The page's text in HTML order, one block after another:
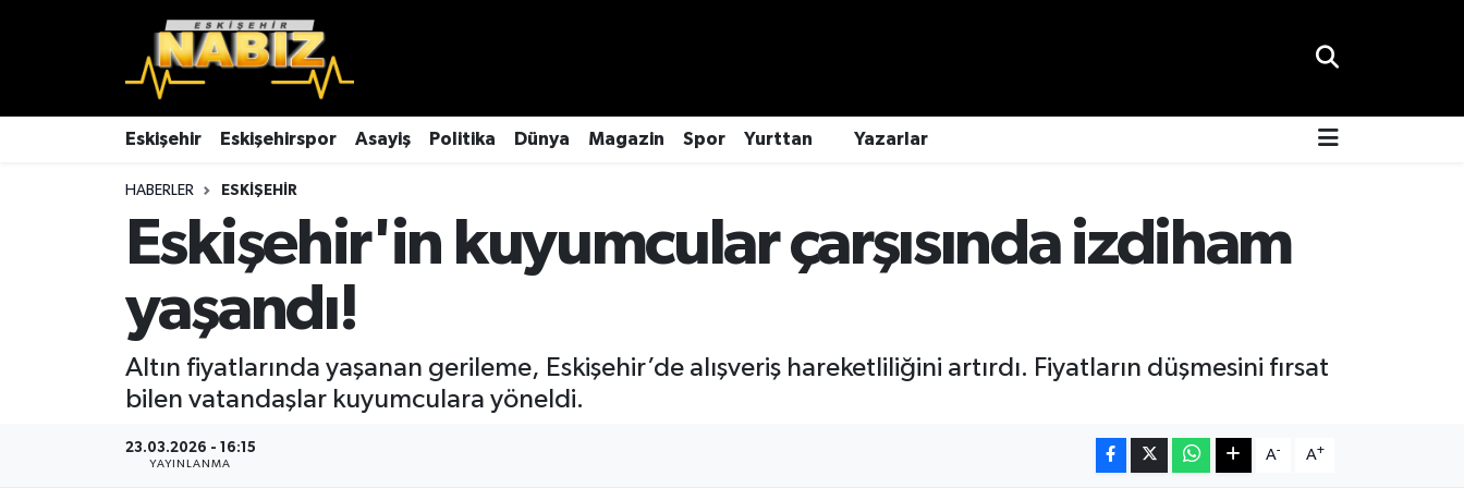
Eskişehir Eskişehirspor Asayiş Politika Dünya Magazin Spor Yurttan Yazarlar
HABERLER ESKIŞEHIR
Eskişehir'in kuyumcular çarşısında izdiham
yaşandı!
Altın fiyatlarında yaşanan gerileme, Eskişehir’de alışveriş hareketliliğini artırdı. Fiyatların düşmesini fırsat
bilen vatandaşlar kuyumculara yöneldi.
23.03.2026 - 16:15
YAYINLANMA
A- A+
Ekonomi
Eskişehir
Eskişehir Hava Durumu
Eskişehir Trafik Yoğunluk Haritası
TFF 3.Lig 4.Grup Puan Durumu ve Fikstür
Tüm Manşetler
Son Dakika Haberleri
Haber Arşivi